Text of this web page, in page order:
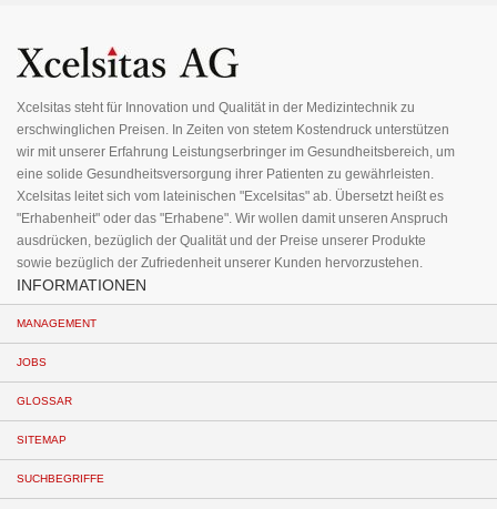
Newsletter
Xcelsitas steht für Innovation und Qualität in der Medizintechnik zu
erschwinglichen Preisen. In Zeiten von stetem Kostendruck unterstützen
wir mit unserer Erfahrung Leistungserbringer im Gesundheitsbereich, um
eine solide Gesundheitsversorgung ihrer Patienten zu gewährleisten.
Xcelsitas leitet sich vom lateinischen "Excelsitas" ab. Übersetzt heißt es
"Erhabenheit" oder das "Erhabene". Wir wollen damit unseren Anspruch
ausdrücken, bezüglich der Qualität und der Preise unserer Produkte
sowie bezüglich der Zufriedenheit unserer Kunden hervorzustehen.
INFORMATIONEN
MANAGEMENT
JOBS
GLOSSAR
SITEMAP
SUCHBEGRIFFE